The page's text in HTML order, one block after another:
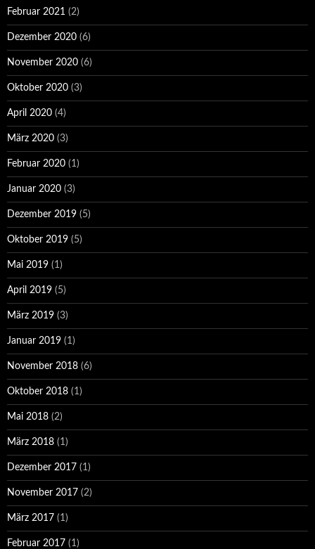
Februar 2021 (2)
Dezember 2020 (6)
November 2020 (6)
Oktober 2020 (3)
April 2020 (4)
März 2020 (3)
Februar 2020 (1)
Januar 2020 (3)
Dezember 2019 (5)
Oktober 2019 (5)
Mai 2019 (1)
April 2019 (5)
März 2019 (3)
Januar 2019 (1)
November 2018 (6)
Oktober 2018 (1)
Mai 2018 (2)
März 2018 (1)
Dezember 2017 (1)
November 2017 (2)
März 2017 (1)
Februar 2017 (1)